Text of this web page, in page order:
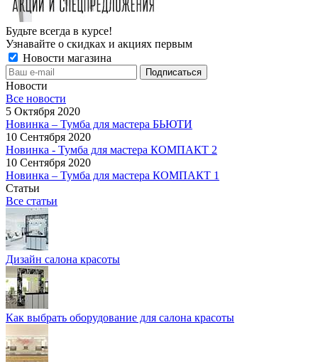
Будьте всегда в курсе!
Узнавайте о скидках и акциях первым
Новости магазина
Новости
Все новости
5 Октября 2020
Новинка – Тумба для мастера БЬЮТИ
10 Сентября 2020
Новинка - Тумба для мастера КОМПАКТ 2
10 Сентября 2020
Новинка – Тумба для мастера КОМПАКТ 1
Статьи
Все статьи
Дизайн салона красоты
Как выбрать оборудование для салона красоты